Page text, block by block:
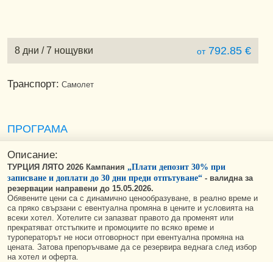
8 дни / 7 нощувки от792.85 €
Транспорт: Самолет
ПРОГРАМА
Описание:
ТУРЦИЯ ЛЯТО 2026 Кампания „Плати депозит 30% при
записване и доплати до 30 дни преди отпътуване“ - валидна за
резервации направени до 15.05.2026.
Обявените цени са с динамично ценообразуване, в реално време и
са пряко свързани с евентуална промяна в цените и условията на
всеки хотел. Хотелите си запазват правото да променят или
прекратяват отстъпките и промоциите по всяко време и
туроператорът не носи отговорност при евентуална промяна на
цената. Затова препоръчваме да се резервира веднага след избор
на хотел и оферта.